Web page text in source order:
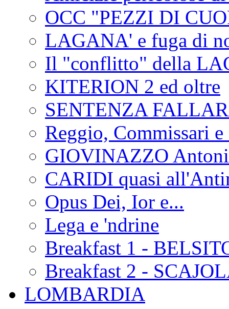
OCC "PEZZI DI
LAGANA' e fuga di
Il "conflitto" della
KITERION 2 ed oltre
SENTENZA
Reggio, Commissari
GIOVINAZZO
CARIDI quasi
Opus Dei, Ior e...
Lega e 'ndrine
Breakfast 1 -
Breakfast 2 -
LOMBARDIA